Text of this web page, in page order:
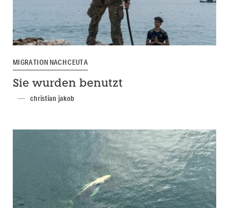
MIGRATION NACH CEUTA
Sie wurden benutzt
christian jakob